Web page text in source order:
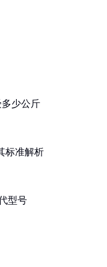
少公斤
标准解析
型号